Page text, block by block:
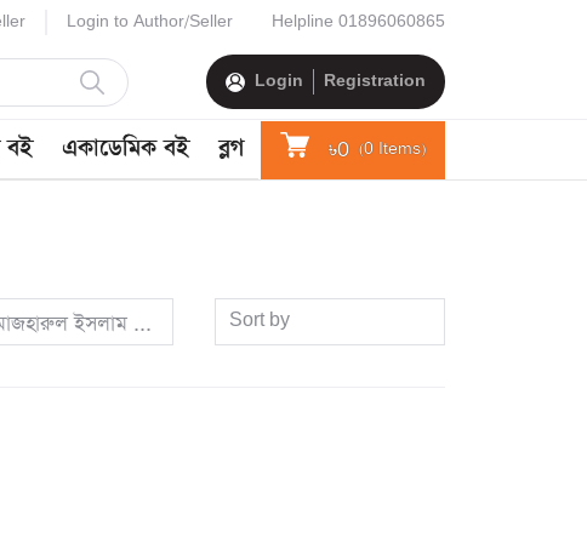
Login to Author/Seller Helpline 01896060865
Login Registration
বই একাডেমিক বই ব্লগ ৳0 (0 Items)
ইসলাম (শুভ) (সম্পাদক)Sort by